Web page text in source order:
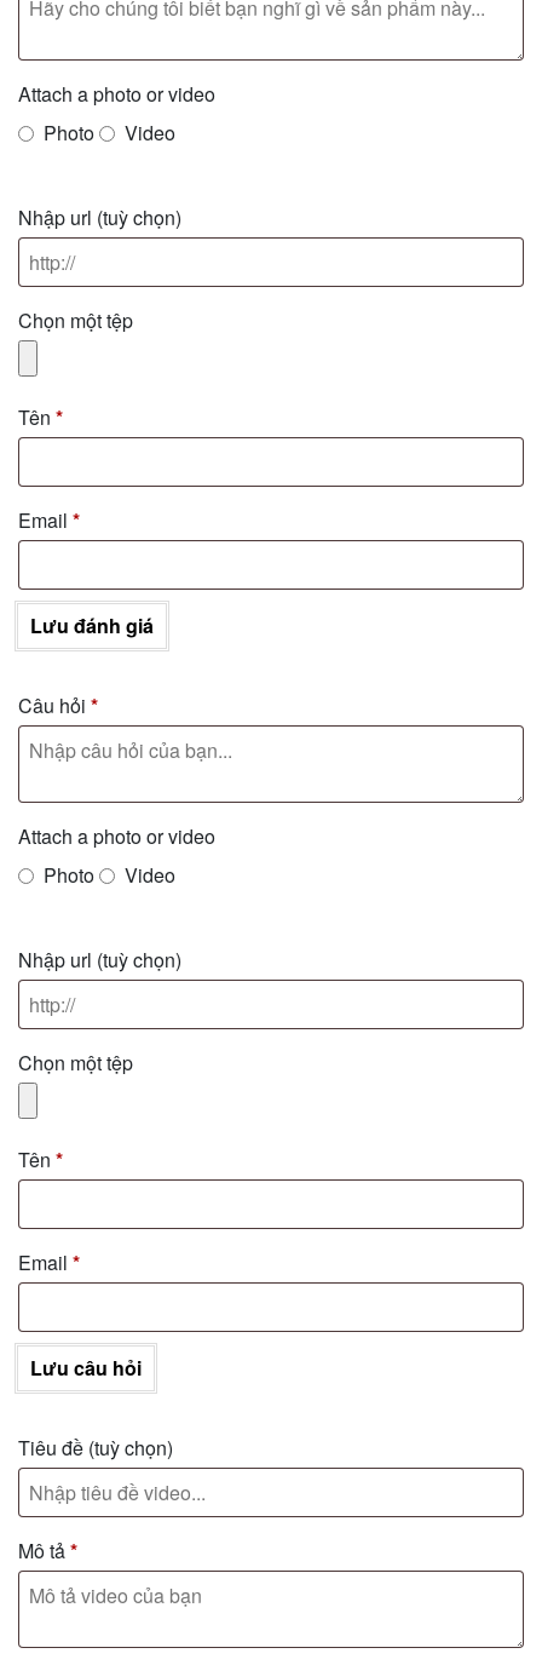
Attach a photo or video
Photo
Video
Nhập url (tuỳ chọn)
Chọn một tệp
Tên *
Email *
Lưu đánh giá
Câu hỏi *
Attach a photo or video
Photo
Video
Nhập url (tuỳ chọn)
Chọn một tệp
Tên *
Email *
Lưu câu hỏi
Tiêu đề (tuỳ chọn)
Mô tả*